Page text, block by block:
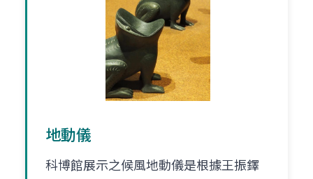
地動儀
科博館展示之候風地動儀是根據王振鐸